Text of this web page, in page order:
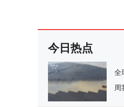
今日热点
全
周